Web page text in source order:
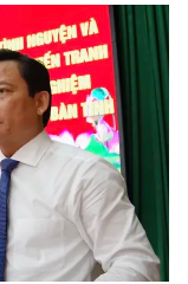
An, Bộ CHQS tỉnh